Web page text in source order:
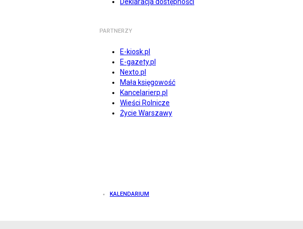
PARTNERZY
E-kiosk.pl
E-gazety.pl
Nexto.pl
Mała księgowość
Kancelarierp.pl
Wieści Rolnicze
Życie Warszawy
KALENDARIUM